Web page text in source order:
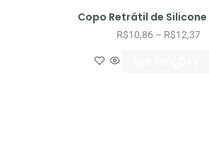
Copo Retrátil de Silicone
R$10,86 – R$12,37